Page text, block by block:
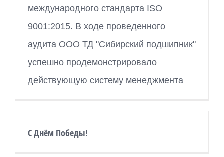
международного стандарта ISO
9001:2015. В ходе проведенного
аудита ООО ТД "Сибирский подшипник"
успешно продемонстрировало
действующую систему менеджмента
С Днём Победы!